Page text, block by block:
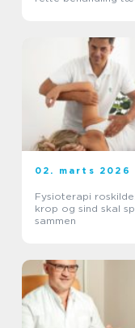
02. marts 2026
Fysioterapi
krop og sind skal
sammen